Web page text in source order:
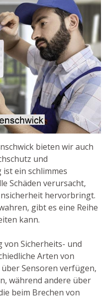
bieten wir auch
und
ein schlimmes
Schäden verursacht,
hervorbringt.
gibt es eine Reihe
kann.
von Sicherheits- und
Arten von
Sensoren verfügen,
während andere über
beim Brechen von